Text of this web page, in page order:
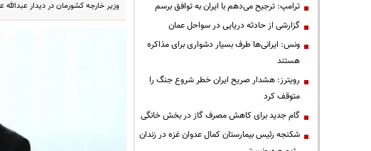
وزیر خارجه کشورمان در دیدار
ترامپ: ترجیح می‌دهم با ایران به توافق برسم
گزارشی از حادثه دریایی در سواحل عمان
ونس: ایرانی‌ها طرف بسیار دشواری برای مذاکره
هستند
رویترز: هشدار صریح ایران خطر شروع جنگ را
متوقف کرد
گام جدید برای کاهش مصرف گاز در بخش خانگی
شکنجه رئیس بیمارستان کمال عدوان غزه در زندان